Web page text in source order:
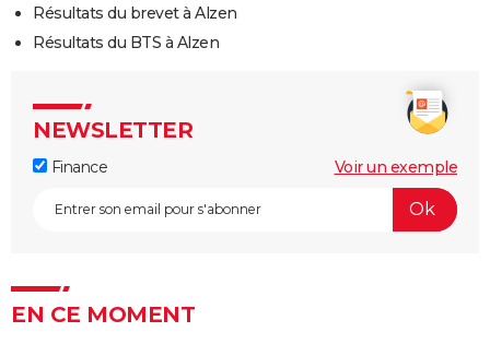
Résultats du brevet à Alzen
Résultats du BTS à Alzen
NEWSLETTER
Finance Voir un exemple
EN CE MOMENT